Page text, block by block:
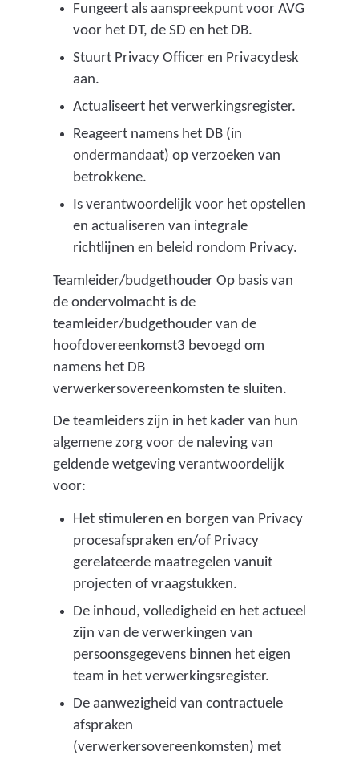
Fungeert als aanspreekpunt voor AVG
voor het DT, de SD en het DB.
Stuurt Privacy Officer en Privacydesk
aan.
Actualiseert het verwerkingsregister.
Reageert namens het DB (in
ondermandaat) op verzoeken van
betrokkene.
Is verantwoordelijk voor het opstellen
en actualiseren van integrale
richtlijnen en beleid rondom Privacy.
Teamleider/budgethouder Op basis van
de ondervolmacht is de
teamleider/budgethouder van de
hoofdovereenkomst3 bevoegd om
namens het DB
verwerkersovereenkomsten te sluiten.
De teamleiders zijn in het kader van hun
algemene zorg voor de naleving van
geldende wetgeving verantwoordelijk
voor:
Het stimuleren en borgen van Privacy
procesafspraken en/of Privacy
gerelateerde maatregelen vanuit
projecten of vraagstukken.
De inhoud, volledigheid en het actueel
zijn van de verwerkingen van
persoonsgegevens binnen het eigen
team in het verwerkingsregister.
De aanwezigheid van contractuele
afspraken
(verwerkersovereenkomsten) met